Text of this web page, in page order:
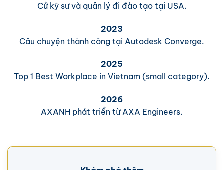
Cử kỹ sư và quản lý đi đào tạo tại USA.
2023
Câu chuyện thành công tại Autodesk Converge.
2025
Top 1 Best Workplace in Vietnam (small category).
2026
AXANH phát triển từ AXA Engineers.